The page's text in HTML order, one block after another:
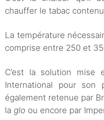
chauffer le tabac
La température
comprise entre 250 et
C’est la solution
International pour son
également retenue par
la glo ou encore par